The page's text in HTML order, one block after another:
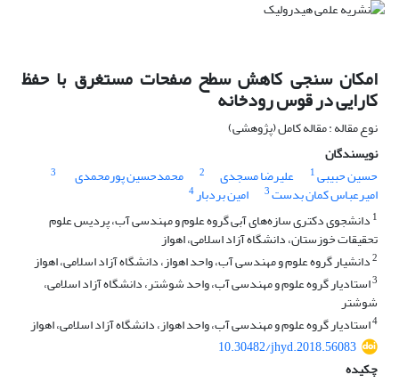
امکان سنجی کاهش سطح صفحات مستغرق با حفظ
کارایی در قوس رودخانه
نوع مقاله : مقاله کامل (پژوهشی)
نویسندگان
حسین حبیبی1 علیرضا مسجدی 2 محمدحسین پورمحمدی 3
امیرعباس کمان بدست3 امین بردبار4
1 دانشجوی دکتری سازه‌های آبی گروه علوم و مهندسی آب، پردیس علوم
تحقیقات خوزستان، دانشگاه آزاد اسلامی، اهواز
2دانشیار گروه علوم و مهندسی آب، واحد اهواز، دانشگاه آزاد اسلامی، اهواز
3استادیار گروه علوم و مهندسی آب، واحد شوشتر، دانشگاه آزاد اسلامی،
شوشتر
4استادیار گروه علوم و مهندسی آب، واحد اهواز، دانشگاه آزاد اسلامی، اهواز
10.30482/jhyd.2018.56083
چکیده